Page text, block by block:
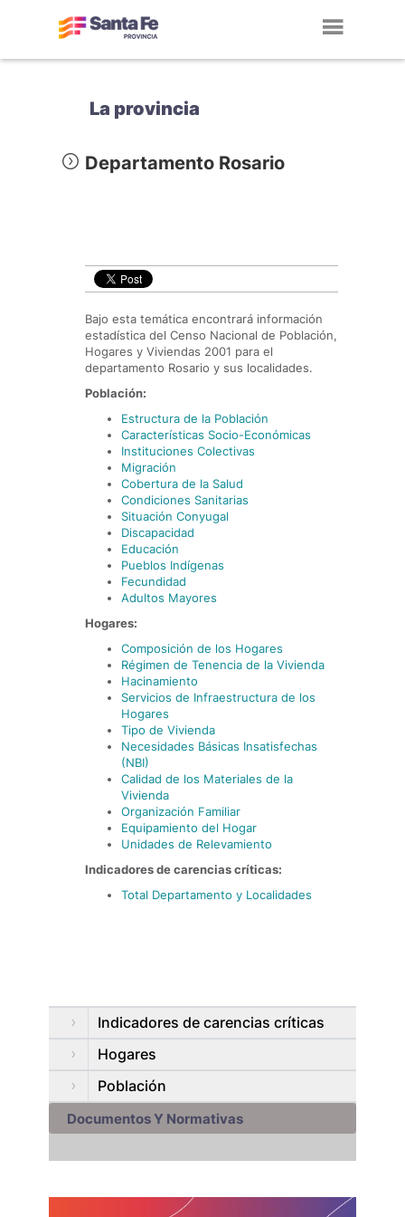
La provincia
Departamento Rosario
Bajo esta temática encontrará información
estadística del Censo Nacional de Población,
Hogares y Viviendas 2001 para el
departamento Rosario y sus localidades.
Población:
Estructura de la Población
Características Socio-Económicas
Instituciones Colectivas
Migración
Cobertura de la Salud
Condiciones Sanitarias
Situación Conyugal
Discapacidad
Educación
Pueblos Indígenas
Fecundidad
Adultos Mayores
Hogares:
Composición de los Hogares
Régimen de Tenencia de la Vivienda
Hacinamiento
Servicios de Infraestructura de los
Hogares
Tipo de Vivienda
Necesidades Básicas Insatisfechas
(NBI)
Calidad de los Materiales de la
Vivienda
Organización Familiar
Equipamiento del Hogar
Unidades de Relevamiento
Indicadores de carencias críticas:
Total Departamento y Localidades
Indicadores de carencias críticas
Hogares
Población
Documentos Y Normativas